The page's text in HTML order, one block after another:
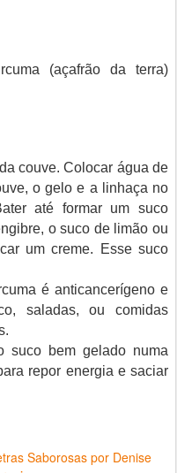
(açafrão da terra)
couve. Colocar água de
o gelo e a linhaça no
até formar um suco
o suco de limão ou
um creme. Esse suco
é anticancerígeno e
saladas, ou comidas
bem gelado numa
repor energia e saciar
Saborosas por Denise